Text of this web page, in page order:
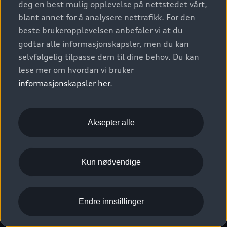
S/RS
Konseptbiler og prototyper
Prislister
Leasing
Bilgarantier
Audi Forsikring
Verkstedtjenester
Functions on demand
Kom i gang med myAudi
Kundeservice
Nyhetsbrev
Presse
Karriere
Bli sertifisert merkeverksted
Autoretur
Åpenhetsloven
© 2026 AUDI NORGE. All Rights Reserved.
Imprint Ansvarserklæring
Personvern
Informasjonskapsler (cookies)
Juridisk informasjon AUDI AG
deg en best mulig opplevelse på nettstedet vårt,
blant annet for å analysere nettrafikk. For den
beste brukeropplevelsen anbefaler vi at du
godtar alle informasjonskapsler, men du kan
selvfølgelig tilpasse dem til dine behov. Du kan
lese mer om hvordan vi bruker
informasjonskapsler her.
Aksepter alle
Kun nødvendige
Endre innstillinger